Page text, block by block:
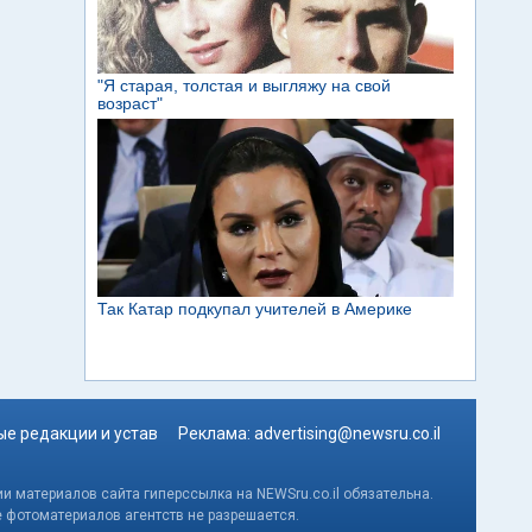
редакции и устав Реклама: advertising@newsru.co.il
сайта гиперссылка на NEWSru.co.il обязательна.
агентств не разрешается.